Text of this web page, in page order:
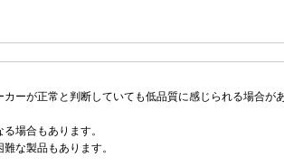
ーが正常と判断していても低品質に感じられる場合が
場合もあります。
な製品もあります。